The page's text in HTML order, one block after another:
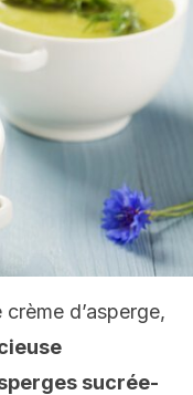
d’asperge,
sucrée-